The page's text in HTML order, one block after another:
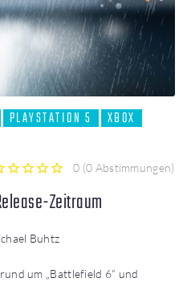
PLAYSTATION 5
XBOX
0 (0 Abstimmungen)
Zeitraum
Buhtz
um „Battlefield 6“ und